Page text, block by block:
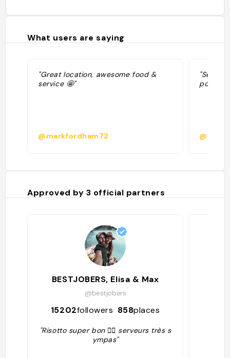
What users are saying
"Great location, awesome food &
service 🤩"
@markfordham72 @
Approved by 3 official partners
BESTJOBERS, Elisa & Max
@bestjobers
15202followers 858places
"Risotto super bon 👍🏻 serveurs très s
ympas"